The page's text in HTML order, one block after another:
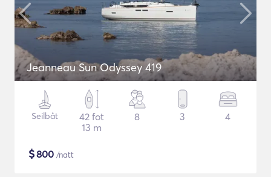
Jeanneau Sun Odyssey 419
Seilbåt
42 fot
13 m
8 3 4
$800 /natt